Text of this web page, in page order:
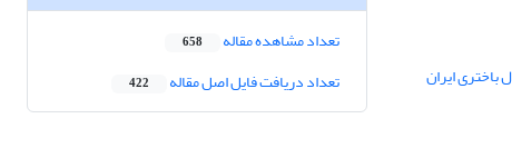
باختری ایران
تعداد مشاهده مقاله 658
تعداد دریافت فایل اصل مقاله 422